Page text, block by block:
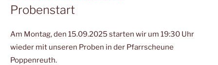
AM
Probenstart
Am Montag, den 15.09.2025 starten wir um 19:30 Uhr
wieder mit unseren Proben in der Pfarrscheune
Poppenreuth.